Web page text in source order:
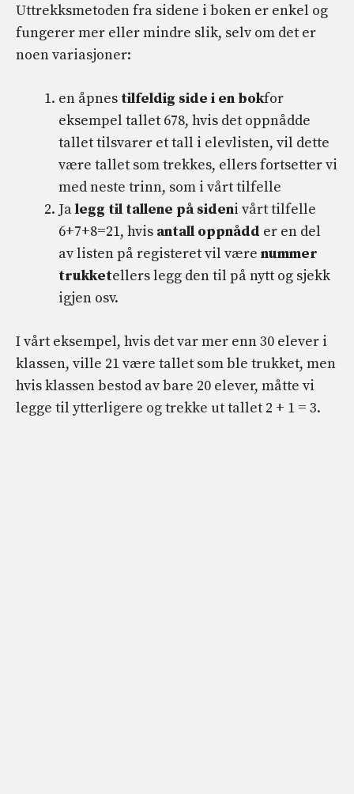
Uttrekksmetoden fra sidene i boken er enkel og
fungerer mer eller mindre slik, selv om det er
noen variasjoner:
en åpnes tilfeldig side i en bokfor
eksempel tallet 678, hvis det oppnådde
tallet tilsvarer et tall i elevlisten, vil dette
være tallet som trekkes, ellers fortsetter vi
med neste trinn, som i vårt tilfelle
Jalegg til tallene på sideni vårt tilfelle
6+7+8=21, hvis antall oppnådd er en del
av listen på registeret vil være nummer
trukketellers legg den til på nytt og sjekk
igjen osv.
I vårt eksempel, hvis det var mer enn 30 elever i
klassen, ville 21 være tallet som ble trukket, men
hvis klassen bestod av bare 20 elever, måtte vi
legge til ytterligere og trekke ut tallet 2 + 1 = 3.